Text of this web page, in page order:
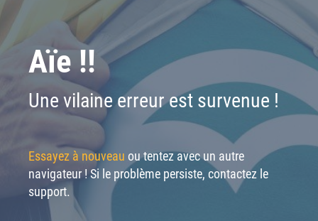
Aïe !!
Une vilaine erreur est survenue !
Essayez à nouveau ou tentez avec un autre
navigateur ! Si le problème persiste, contactez le
support.